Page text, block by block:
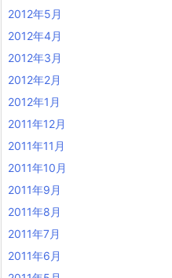
2012年5月
2012年4月
2012年3月
2012年2月
2012年1月
2011年12月
2011年11月
2011年10月
2011年9月
2011年8月
2011年7月
2011年6月